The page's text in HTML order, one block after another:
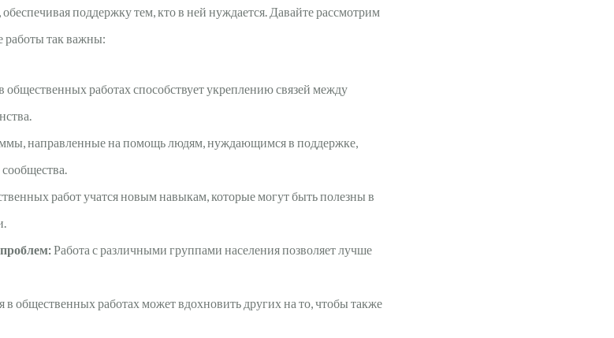
поддержку тем, кто в ней нуждается. Давайте рассмотрим
работы так важны:
общественных работах способствует укреплению связей между
направленные на помощь людям, нуждающимся в поддержке,
работ учатся новым навыкам, которые могут быть полезны в
Работа с различными группами населения позволяет лучше
в общественных работах может вдохновить других на то, чтобы также